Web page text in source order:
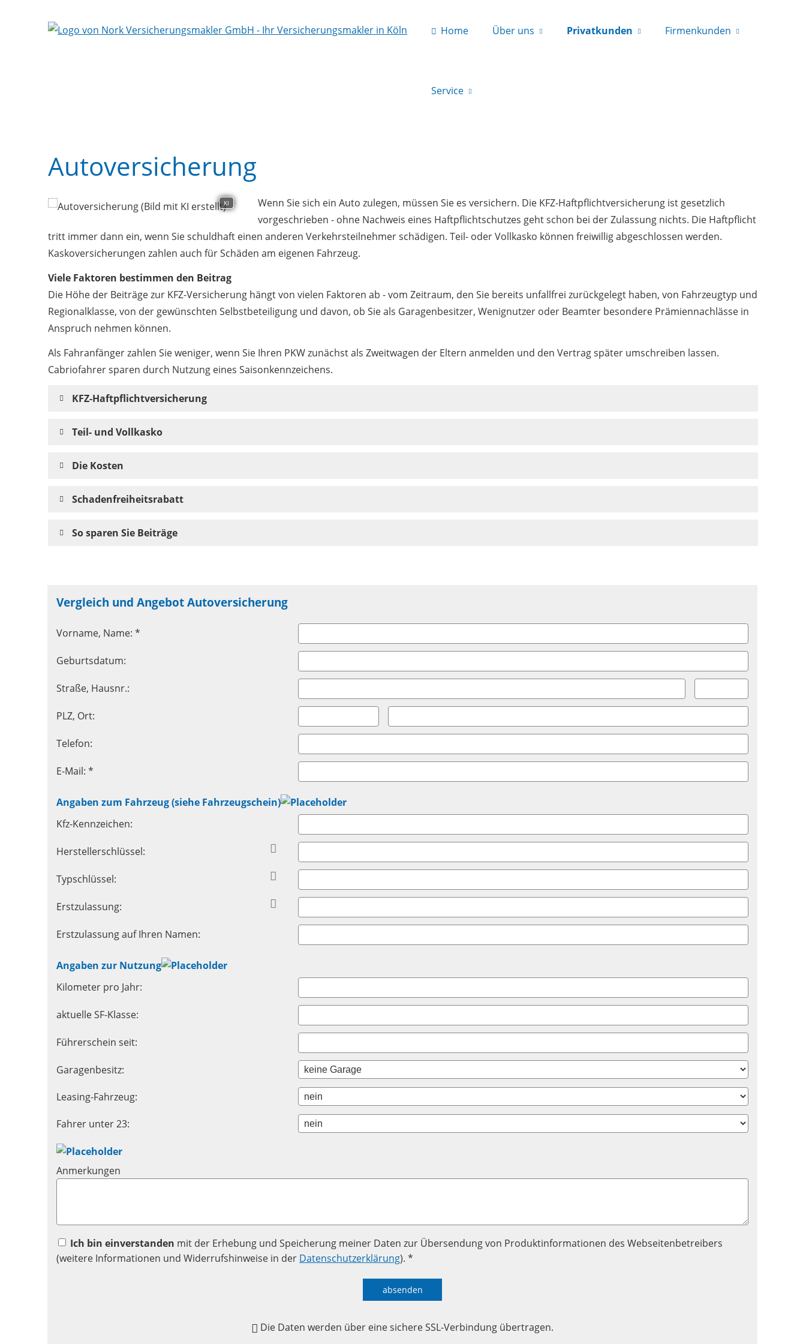
Home Über uns Privatkunden Firmenkunden
Service
Autoversicherung
KI
Wenn Sie sich ein Auto zulegen, müssen Sie es versichern. Die KFZ-Haftpflichtversicherung ist gesetzlich
vorgeschrieben - ohne Nachweis eines Haftpflichtschutzes geht schon bei der Zulassung nichts. Die Haftpflicht
tritt immer dann ein, wenn Sie schuldhaft einen anderen Verkehrsteilnehmer schädigen. Teil- oder Vollkasko können freiwillig abgeschlossen werden.
Kaskoversicherungen zahlen auch für Schäden am eigenen Fahrzeug.
Viele Faktoren bestimmen den Beitrag
Die Höhe der Beiträge zur KFZ-Versicherung hängt von vielen Faktoren ab - vom Zeitraum, den Sie bereits unfallfrei zurückgelegt haben, von Fahrzeugtyp und
Regionalklasse, von der gewünschten Selbstbeteiligung und davon, ob Sie als Garagenbesitzer, Wenignutzer oder Beamter besondere Prämiennachlässe in
Anspruch nehmen können.
Als Fahranfänger zahlen Sie weniger, wenn Sie Ihren PKW zunächst als Zweitwagen der Eltern anmelden und den Vertrag später umschreiben lassen.
Cabriofahrer sparen durch Nutzung eines Saisonkennzeichens.
KFZ-Haftpflichtversicherung
Teil- und Vollkasko
Die Kosten
Schadenfreiheitsrabatt
So sparen Sie Beiträge
Vergleich und Angebot Autoversicherung
Vorname, Name: *
Geburtsdatum:
Straße, Hausnr.:
PLZ, Ort:
Telefon:
E-Mail: *
Angaben zum Fahrzeug (siehe Fahrzeugschein)
Kfz-Kennzeichen:
Herstellerschlüssel: 
Typschlüssel: 
Erstzulassung: 
Erstzulassung auf Ihren Namen:
Angaben zur Nutzung
Kilometer pro Jahr:
aktuelle SF-Klasse:
Führerschein seit:
Garagenbesitz:
Leasing-Fahrzeug:
Fahrer unter 23:
Anmerkungen
Ich bin einverstanden mit der Erhebung und Speicherung meiner Daten zur Übersendung von Produktinformationen des Webseitenbetreibers
(weitere Informationen und Widerrufshinweise in der Datenschutzerklärung). *
absenden
Die Daten werden über eine sichere SSL-Verbindung übertragen.